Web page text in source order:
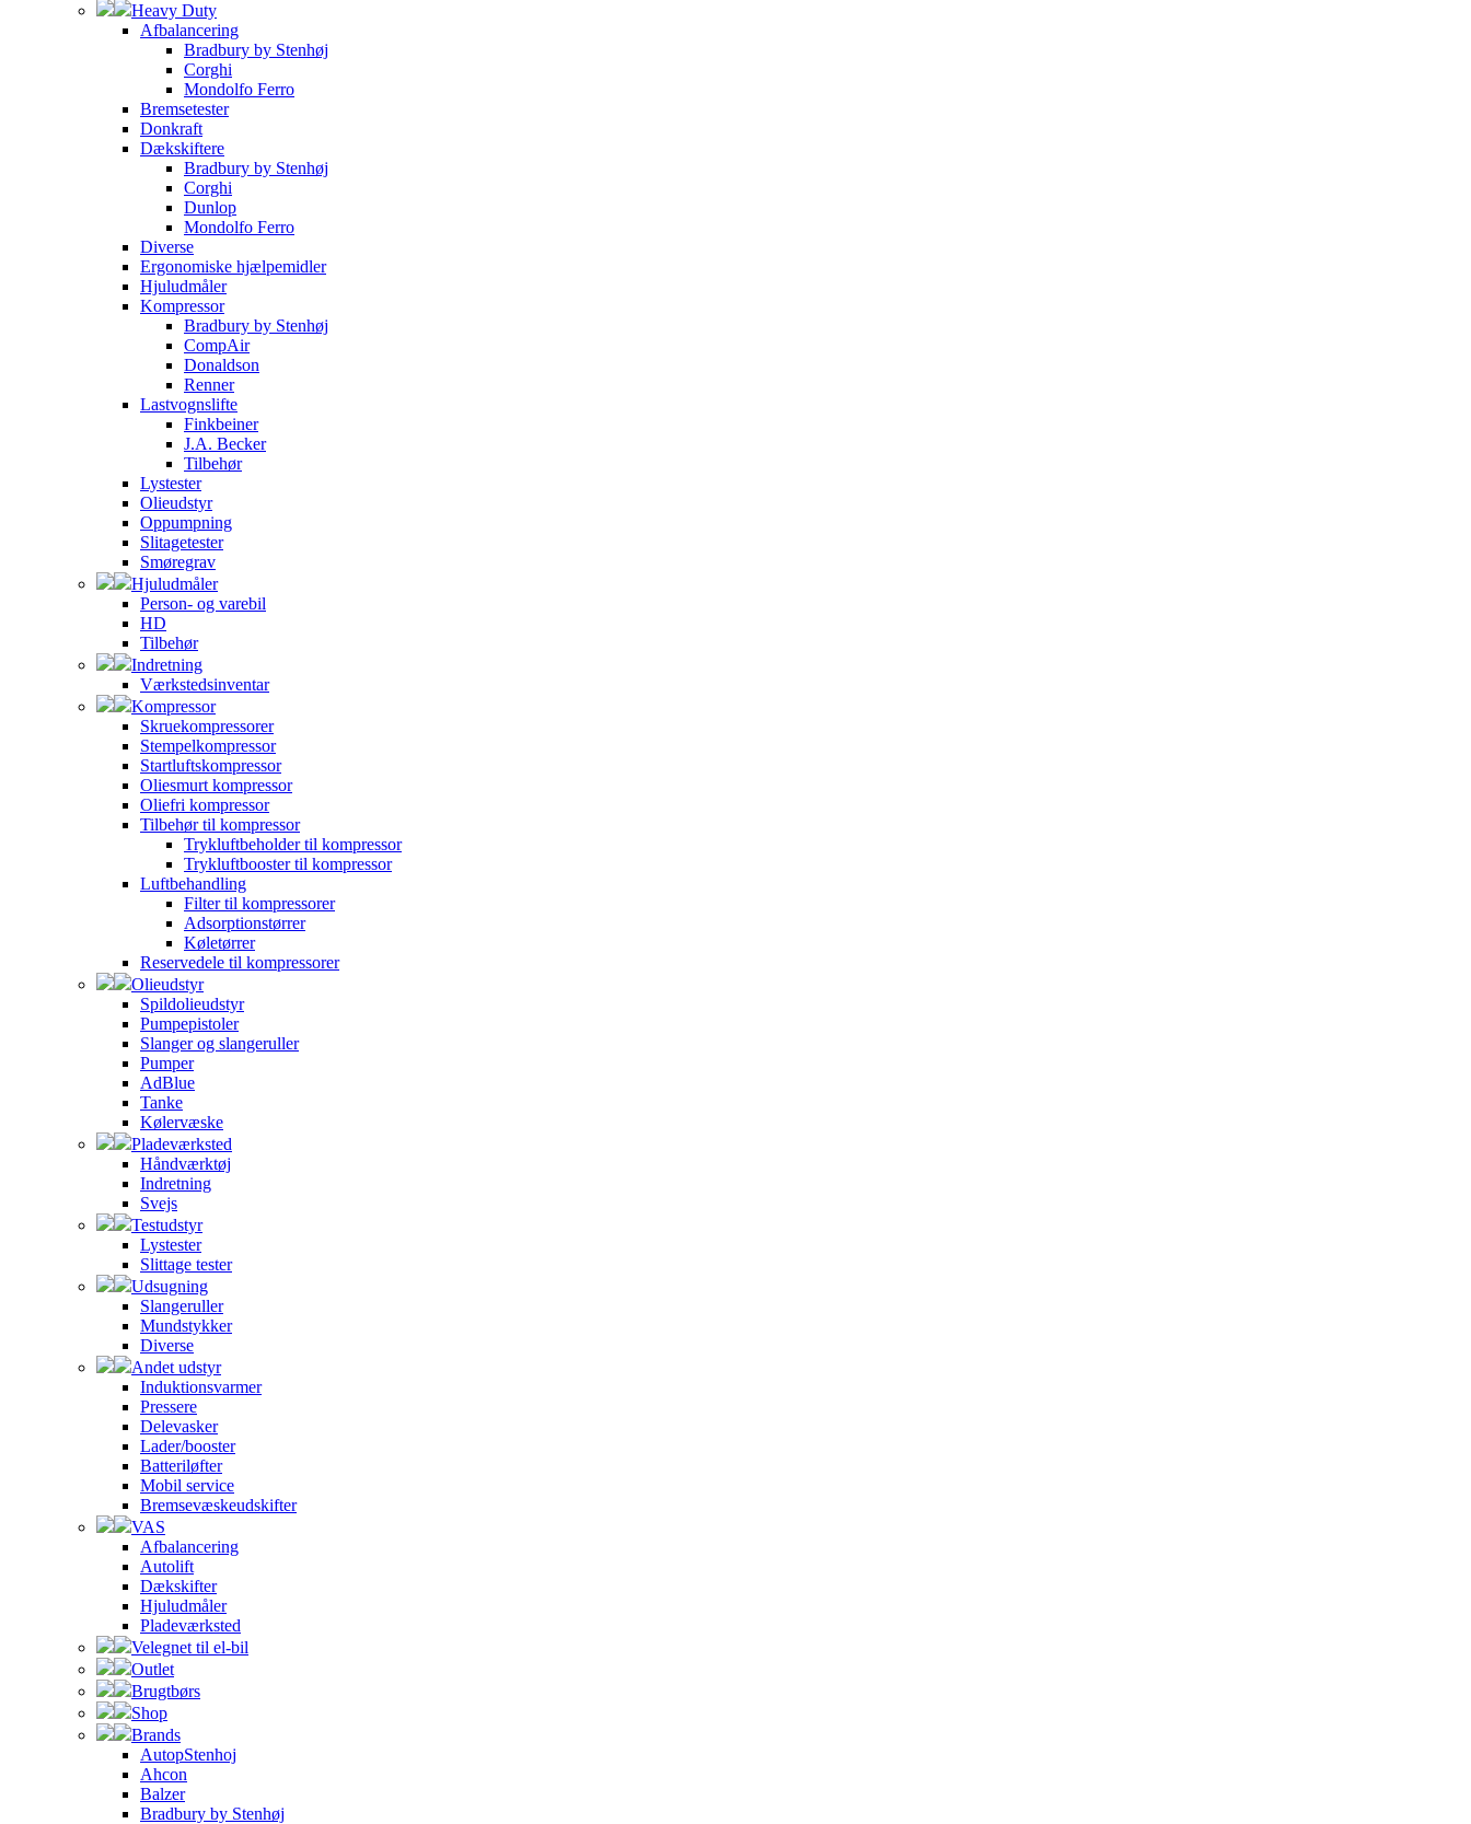
Heavy Duty
Afbalancering
Bradbury by Stenhøj
Corghi
Mondolfo Ferro
Bremsetester
Donkraft
Dækskiftere
Bradbury by Stenhøj
Corghi
Dunlop
Mondolfo Ferro
Diverse
Ergonomiske hjælpemidler
Hjuludmåler
Kompressor
Bradbury by Stenhøj
CompAir
Donaldson
Renner
Lastvognslifte
Finkbeiner
J.A. Becker
Tilbehør
Lystester
Olieudstyr
Oppumpning
Slitagetester
Smøregrav
Hjuludmåler
Person- og varebil
HD
Tilbehør
Indretning
Værkstedsinventar
Kompressor
Skruekompressorer
Stempelkompressor
Startluftskompressor
Oliesmurt kompressor
Oliefri kompressor
Tilbehør til kompressor
Trykluftbeholder til kompressor
Trykluftbooster til kompressor
Luftbehandling
Filter til kompressorer
Adsorptionstørrer
Køletørrer
Reservedele til kompressorer
Olieudstyr
Spildolieudstyr
Pumpepistoler
Slanger og slangeruller
Pumper
AdBlue
Tanke
Kølervæske
Pladeværksted
Håndværktøj
Indretning
Svejs
Testudstyr
Lystester
Slittage tester
Udsugning
Slangeruller
Mundstykker
Diverse
Andet udstyr
Induktionsvarmer
Pressere
Delevasker
Lader/booster
Batteriløfter
Mobil service
Bremsevæskeudskifter
VAS
Afbalancering
Autolift
Dækskifter
Hjuludmåler
Pladeværksted
Velegnet til el-bil
Outlet
Brugtbørs
Shop
Brands
AutopStenhoj
Ahcon
Balzer
Bradbury by Stenhøj